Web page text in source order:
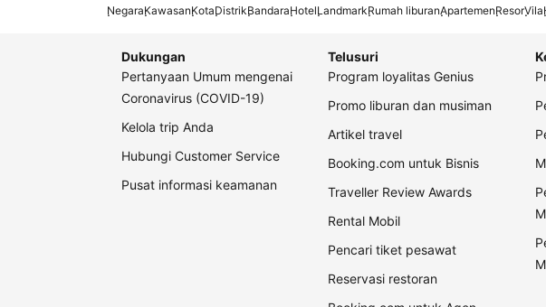
NegaraKawasanKotaDistrikBandaraHotelLandmarkRumah liburanApartemenResorVila
Dukungan
Pertanyaan Umum mengenai
Coronavirus (COVID-19)
Kelola trip Anda
Hubungi Customer Service
Pusat informasi keamanan
Telusuri
Program loyalitas Genius
Promo liburan dan musiman
Artikel travel
Booking.com untuk Bisnis
Traveller Review Awards
Rental Mobil
Pencari tiket pesawat
Reservasi restoran